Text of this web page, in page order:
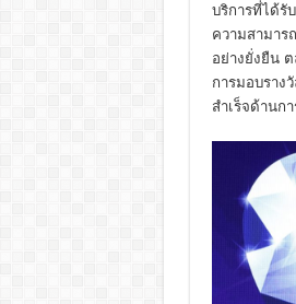
บริการที่ได้รั
ความสามาร
อย่างยั่งยืน
การมอบราง
สำเร็จด้านก